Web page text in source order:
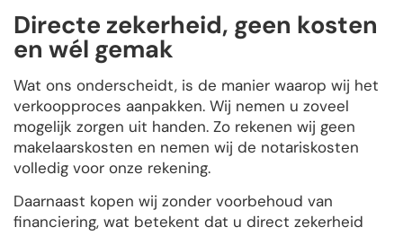
Directe zekerheid, geen kosten
en wél gemak
Wat ons onderscheidt, is de manier waarop wij het
verkoopproces aanpakken. Wij nemen u zoveel
mogelijk zorgen uit handen. Zo rekenen wij geen
makelaarskosten en nemen wij de notariskosten
volledig voor onze rekening.
Daarnaast kopen wij zonder voorbehoud van
financiering, wat betekent dat u direct zekerheid